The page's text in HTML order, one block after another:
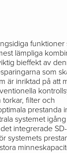
funktioner
lämpliga
bieffekt av
som
är inriktad på att
torkar, filter och
prestanda
systemet
integrerade
systemets